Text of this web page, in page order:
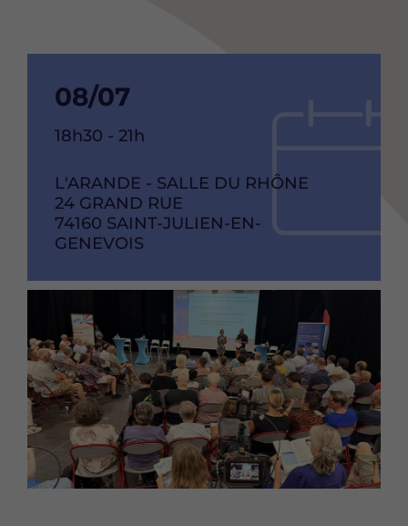
Date
de
de
l'événement
08/07
Heure
l'événement
18h30 - 21h
RAISON
SOCIAL
L'ARANDE - SALLE DU RHÔNE
ADRESSE
24 GRAND RUE
CODE
POSTAL
74160 VILLE
SAINT-JULIEN-EN-
GENEVOIS